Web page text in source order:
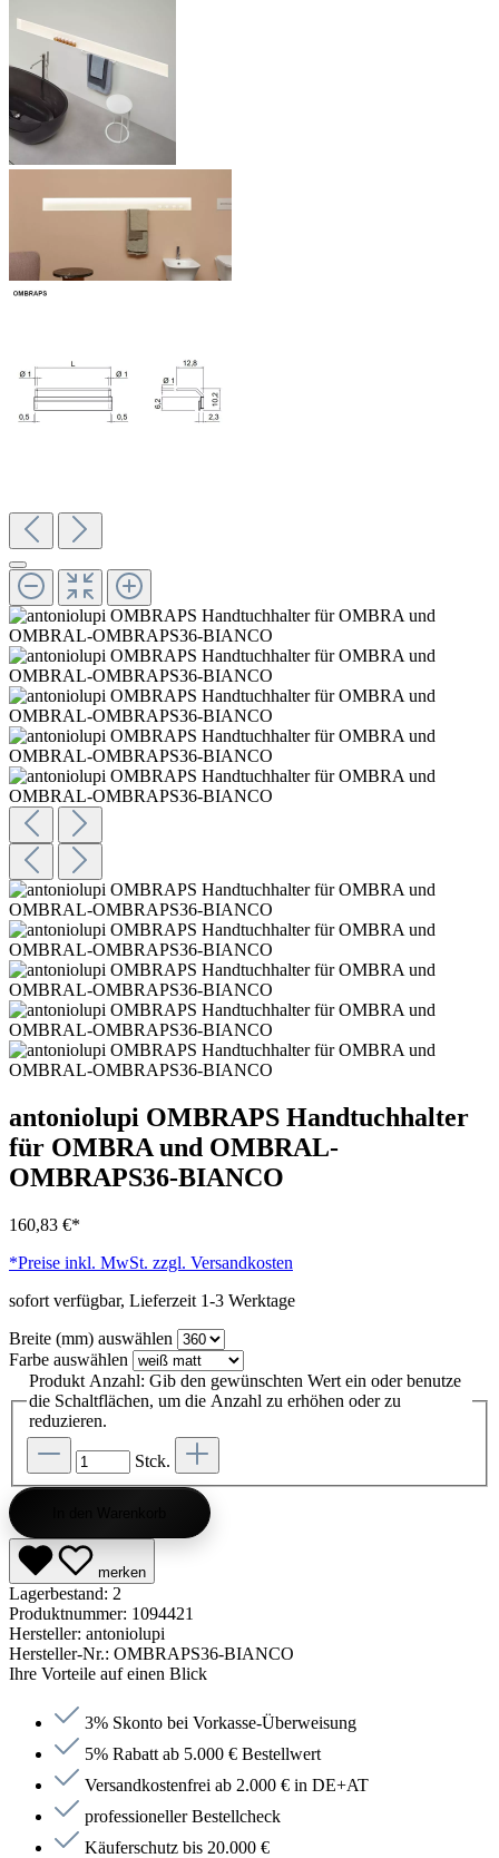
antoniolupi OMBRAPS Handtuchhalter
für OMBRA und OMBRAL-
OMBRAPS36-BIANCO
160,83 €*
*Preise inkl. MwSt. zzgl. Versandkosten
sofort verfügbar, Lieferzeit 1-3 Werktage
Breite (mm) auswählen
Farbe auswählen
Produkt Anzahl: Gib den gewünschten Wert ein oder benutze
die Schaltflächen, um die Anzahl zu erhöhen oder zu
reduzieren.
Stck.
merken
Lagerbestand: 2
Produktnummer: 1094421
Hersteller: antoniolupi
Hersteller-Nr.: OMBRAPS36-BIANCO
Ihre Vorteile auf einen Blick
3% Skonto bei Vorkasse-Überweisung
5% Rabatt ab 5.000 € Bestellwert
Versandkostenfrei ab 2.000 € in DE+AT
professioneller Bestellcheck
Käuferschutz bis 20.000 €